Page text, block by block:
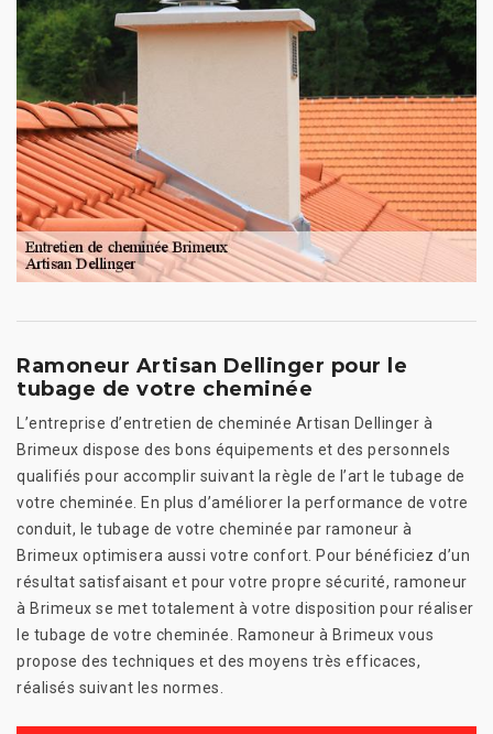
Ramoneur Artisan Dellinger pour le
tubage de votre cheminée
L’entreprise d’entretien de cheminée Artisan Dellinger à
Brimeux dispose des bons équipements et des personnels
qualifiés pour accomplir suivant la règle de l’art le tubage de
votre cheminée. En plus d’améliorer la performance de votre
conduit, le tubage de votre cheminée par ramoneur à
Brimeux optimisera aussi votre confort. Pour bénéficiez d’un
résultat satisfaisant et pour votre propre sécurité, ramoneur
à Brimeux se met totalement à votre disposition pour réaliser
le tubage de votre cheminée. Ramoneur à Brimeux vous
propose des techniques et des moyens très efficaces,
réalisés suivant les normes.